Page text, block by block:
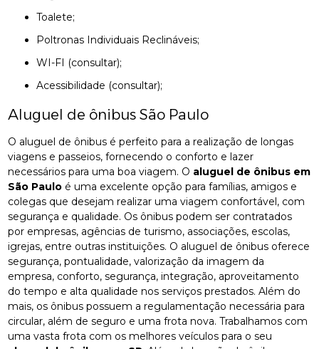
Toalete;
Poltronas Individuais Reclináveis;
WI-FI (consultar);
Acessibilidade (consultar);
Aluguel de ônibus São Paulo
O aluguel de ônibus é perfeito para a realização de longas
viagens e passeios, fornecendo o conforto e lazer
necessários para uma boa viagem. O aluguel de ônibus em
São Paulo é uma excelente opção para famílias, amigos e
colegas que desejam realizar uma viagem confortável, com
segurança e qualidade. Os ônibus podem ser contratados
por empresas, agências de turismo, associações, escolas,
igrejas, entre outras instituições. O aluguel de ônibus oferece
segurança, pontualidade, valorização da imagem da
empresa, conforto, segurança, integração, aproveitamento
do tempo e alta qualidade nos serviços prestados. Além do
mais, os ônibus possuem a regulamentação necessária para
circular, além de seguro e uma frota nova. Trabalhamos com
uma vasta frota com os melhores veículos para o seu